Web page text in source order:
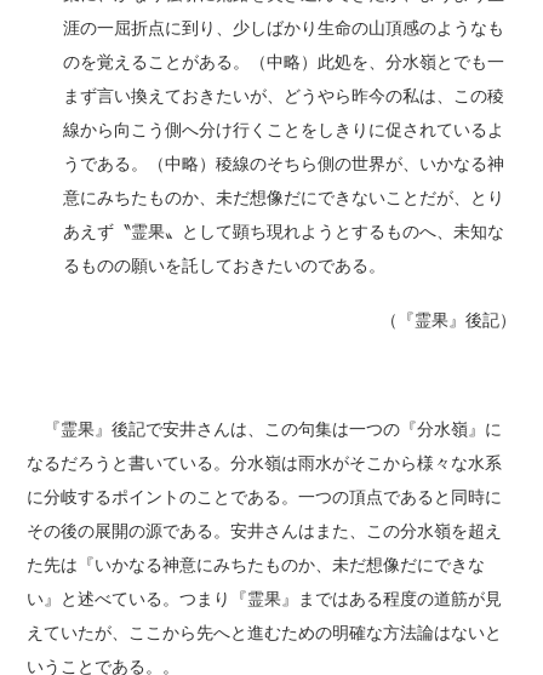
涯の一屈折点に到り、少しばかり生命の山頂感のようなも
のを覚えることがある。（中略）此処を、分水嶺とでも一
まず言い換えておきたいが、どうやら昨今の私は、この稜
線から向こう側へ分け行くことをしきりに促されているよ
うである。（中略）稜線のそちら側の世界が、いかなる神
意にみちたものか、未だ想像だにできないことだが、とり
あえず〝霊果〟として顕ち現れようとするものへ、未知な
るものの願いを託しておきたいのである。
（『霊果』後記）
『霊果』後記で安井さんは、この句集は一つの『分水嶺』に
なるだろうと書いている。分水嶺は雨水がそこから様々な水系
に分岐するポイントのことである。一つの頂点であると同時に
その後の展開の源である。安井さんはまた、この分水嶺を超え
た先は『いかなる神意にみちたものか、未だ想像だにできな
い』と述べている。つまり『霊果』まではある程度の道筋が見
えていたが、ここから先へと進むための明確な方法論はないと
いうことである。。